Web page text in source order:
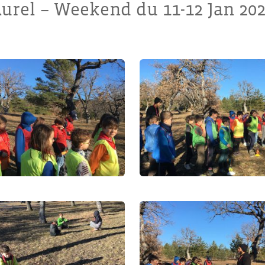
– Weekend du 11-12 Jan